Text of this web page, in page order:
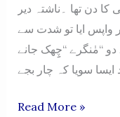
کا دن تھا ۔ناشتہ دیر
واپس ایا تو شدت سے
“مٰنگرے “چِِھک جانے
PICHHAAI
Read More »